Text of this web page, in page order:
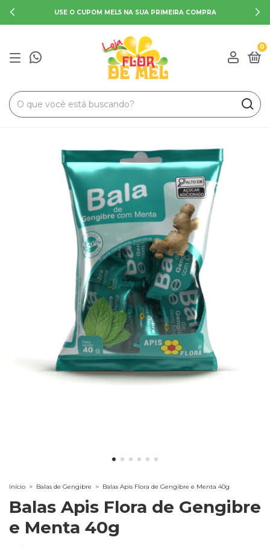
USE O CUPOM MEL5 NA SUA PRIMEIRA COMPRA
0
Início > Balas de Gengibre > Balas Apis Flora de Gengibre e Menta 40g
Balas Apis Flora de Gengibre
e Menta 40g